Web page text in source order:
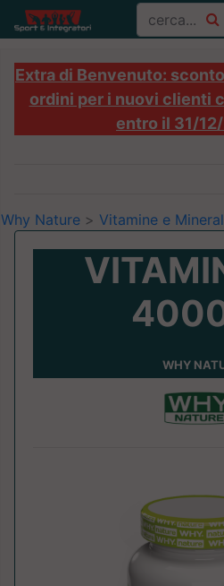
Extra di Benvenuto:
ordini per i nuovi clienti
entro il 31/
Why Nature > Vitamine e
WHY